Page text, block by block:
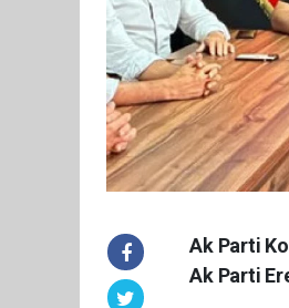
Ak Parti
Ak Parti